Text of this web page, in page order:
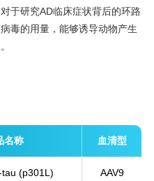
于研究AD临床症状背后的环路
毒的用量，能够诱导动物产生
名称 血清型
tau (p301L) AAV9